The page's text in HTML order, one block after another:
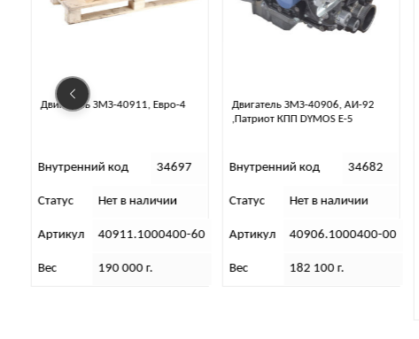
Двигатель ЗМЗ-40906, АИ-92
Внутренний код 34682
Статус Нет в наличии
Артикул 40906.1000400-00
Вес 182 100 г.
Двигатель ЗМЗ-409 100 АИ-92
УАЗ-3741 ЕВРО-4
Внутренний код 34695
Статус Нет в наличии
Артикул 40911.1000400
Вес 190 000 г.